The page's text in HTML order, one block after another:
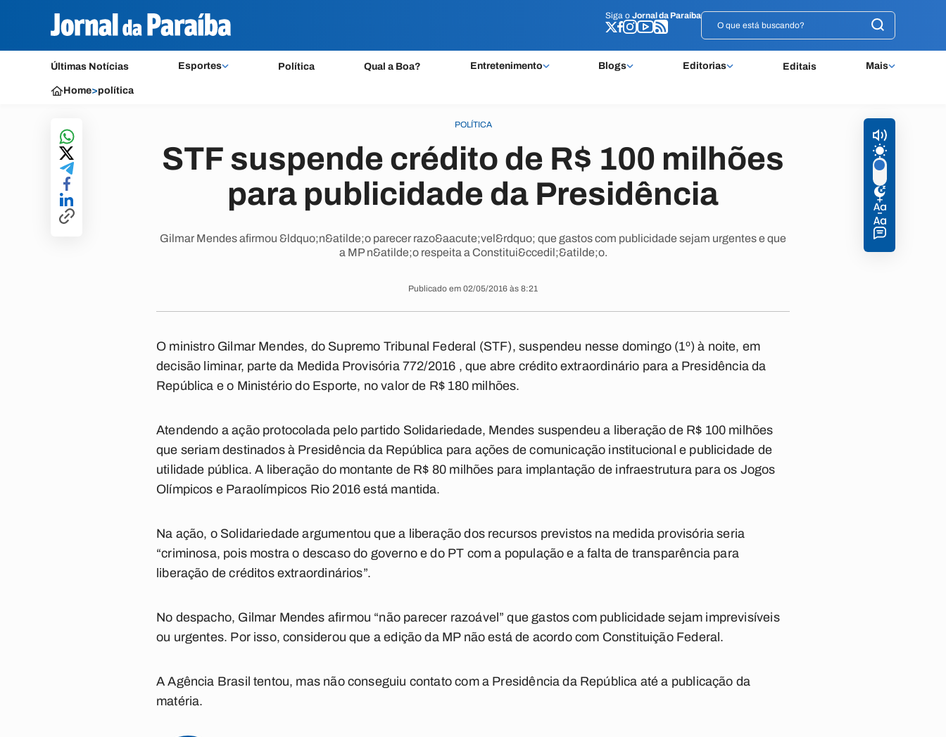
Siga o Jornal da Paraíba
Últimas Notícias Esportes Política Qual a Boa? Entretenimento Blogs Editorias Editais Mais
Siga o Jornal da Paraíba
Home>política
POLÍTICA
STF suspende crédito de R$ 100 milhões
para publicidade da Presidência
Gilmar Mendes afirmou &ldquo;n&atilde;o parecer razo&aacute;vel&rdquo; que gastos com publicidade sejam urgentes e que
a MP n&atilde;o respeita a Constitui&ccedil;&atilde;o.
Publicado em 02/05/2016 às 8:21
O ministro Gilmar Mendes, do Supremo Tribunal Federal (STF), suspendeu nesse domingo (1º) à noite, em
decisão liminar, parte da Medida Provisória 772/2016 , que abre crédito extraordinário para a Presidência da
República e o Ministério do Esporte, no valor de R$ 180 milhões.
Atendendo a ação protocolada pelo partido Solidariedade, Mendes suspendeu a liberação de R$ 100 milhões
que seriam destinados à Presidência da República para ações de comunicação institucional e publicidade de
utilidade pública. A liberação do montante de R$ 80 milhões para implantação de infraestrutura para os Jogos
Olímpicos e Paraolímpicos Rio 2016 está mantida.
Na ação, o Solidariedade argumentou que a liberação dos recursos previstos na medida provisória seria
“criminosa, pois mostra o descaso do governo e do PT com a população e a falta de transparência para
liberação de créditos extraordinários”.
No despacho, Gilmar Mendes afirmou “não parecer razoável” que gastos com publicidade sejam imprevisíveis
ou urgentes. Por isso, considerou que a edição da MP não está de acordo com Constituição Federal.
A Agência Brasil tentou, mas não conseguiu contato com a Presidência da República até a publicação da
matéria.